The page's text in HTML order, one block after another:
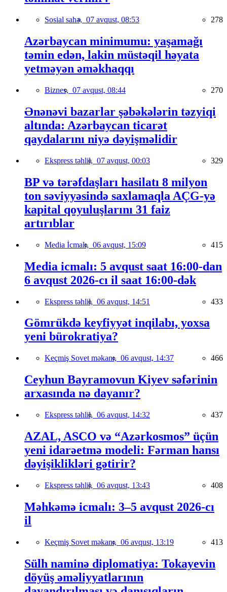
Sosial sahə, 07 avqust, 08:53 278
Azərbaycan minimumu: yaşamağı
təmin edən, lakin müstəqil həyata
yetməyən əməkhaqqı
Biznes, 07 avqust, 08:44 270
Ənənəvi bazarlar şəbəkələrin təzyiqi
altında: Azərbaycan ticarət
qaydalarını niyə dəyişməlidir
Ekspress təhlil, 07 avqust, 00:03 329
BP və tərəfdaşları hasilatı 8 milyon
ton səviyyəsində saxlamaqla AÇG-yə
kapital qoyuluşlarını 31 faiz
artırıblar
Media İcmalı, 06 avqust, 15:09 415
Media icmalı: 5 avqust saat 16:00-dan
6 avqust 2026-cı il saat 16:00-dək
Ekspress təhlil, 06 avqust, 14:51 433
Gömrükdə keyfiyyət inqilabı, yoxsa
yeni bürokratiya?
Keçmiş Sovet məkanı, 06 avqust, 14:37 466
Ceyhun Bayramovun Kiyev səfərinin
arxasında nə dayanır?
Ekspress təhlil, 06 avqust, 14:32 437
AZAL, ASCO və “Azərkosmos” üçün
yeni idarəetmə modeli: Fərman hansı
dəyişiklikləri gətirir?
Ekspress təhlil, 06 avqust, 13:43 408
Məhkəmə icmalı: 3–5 avqust 2026-cı
il
Keçmiş Sovet məkanı, 06 avqust, 13:19 413
Sülh naminə diplomatiya: Tokayevin
döyüş əməliyyatlarının